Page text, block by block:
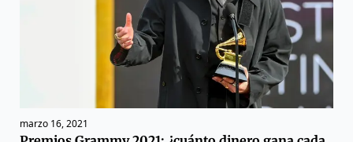
marzo 16, 2021